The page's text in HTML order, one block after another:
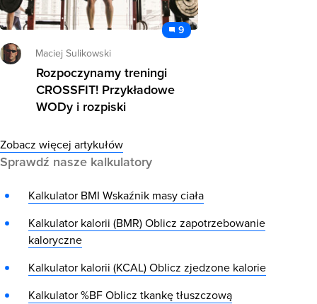
9
Maciej Sulikowski
Rozpoczynamy treningi
CROSSFIT! Przykładowe
WODy i rozpiski
Zobacz więcej artykułów
Sprawdź nasze kalkulatory
Kalkulator BMI Wskaźnik masy ciała
Kalkulator kalorii (BMR) Oblicz zapotrzebowanie
kaloryczne
Kalkulator kalorii (KCAL) Oblicz zjedzone kalorie
Kalkulator %BF Oblicz tkankę tłuszczową